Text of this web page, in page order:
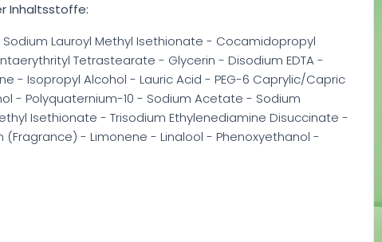
Inhaltsstoffe:
Lauroyl Methyl Isethionate - Cocamidopropyl
Tetrastearate - Glycerin - Disodium EDTA -
- Isopropyl Alcohol - Lauric Acid - PEG-6 Caprylic/Capric
- Polyquaternium-10 - Sodium Acetate - Sodium
Isethionate - Trisodium Ethylenediamine Disuccinate -
(Fragrance) - Limonene - Linalool - Phenoxyethanol -